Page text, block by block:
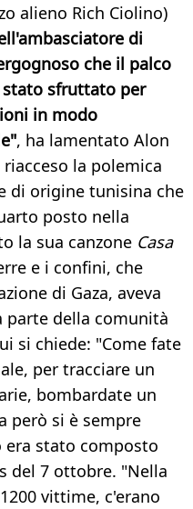
alieno Rich Ciolino)
di
che il palco
stato sfruttato per
in modo
, ha lamentato Alon
la polemica
di origine tunisina che
posto nella
la sua canzone Casa
e i confini, che
di Gaza, aveva
della comunità
si chiede: "Come fate
per tracciare un
bombardate un
però si è sempre
era stato composto
del 7 ottobre. "Nella
vittime, c'erano